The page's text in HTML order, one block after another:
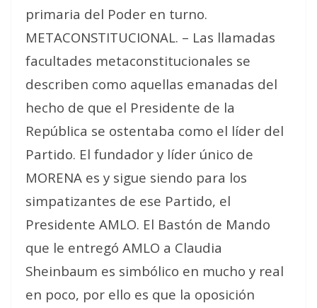
primaria del Poder en turno.
METACONSTITUCIONAL. – Las llamadas
facultades metaconstitucionales se
describen como aquellas emanadas del
hecho de que el Presidente de la
República se ostentaba como el líder del
Partido. El fundador y líder único de
MORENA es y sigue siendo para los
simpatizantes de ese Partido, el
Presidente AMLO. El Bastón de Mando
que le entregó AMLO a Claudia
Sheinbaum es simbólico en mucho y real
en poco, por ello es que la oposición